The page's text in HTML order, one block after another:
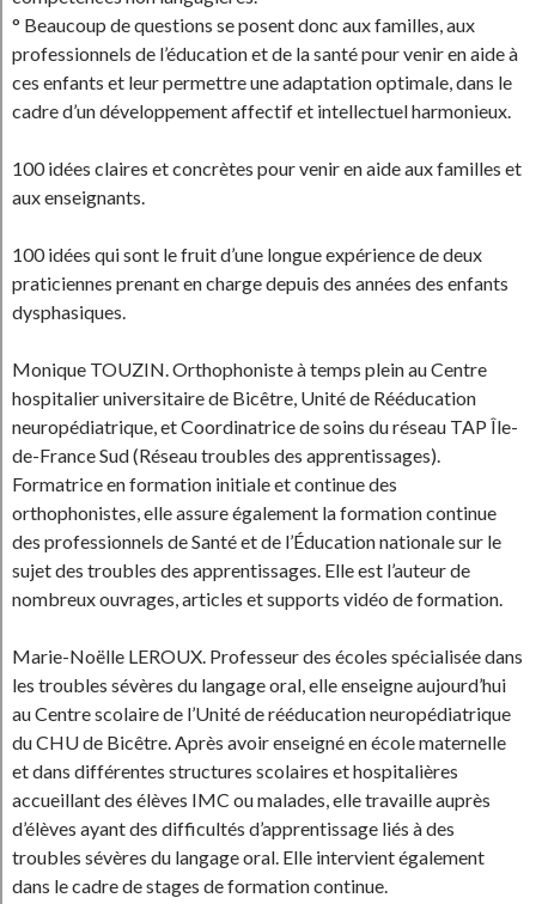
° Beaucoup de questions se posent donc aux familles, aux
professionnels de l’éducation et de la santé pour venir en aide à
ces enfants et leur permettre une adaptation optimale, dans le
cadre d’un développement affectif et intellectuel harmonieux.
100 idées claires et concrètes pour venir en aide aux familles et
aux enseignants.
100 idées qui sont le fruit d’une longue expérience de deux
praticiennes prenant en charge depuis des années des enfants
dysphasiques.
Monique TOUZIN. Orthophoniste à temps plein au Centre
hospitalier universitaire de Bicêtre, Unité de Rééducation
neuropédiatrique, et Coordinatrice de soins du réseau TAP Île-
de-France Sud (Réseau troubles des apprentissages).
Formatrice en formation initiale et continue des
orthophonistes, elle assure également la formation continue
des professionnels de Santé et de l’Éducation nationale sur le
sujet des troubles des apprentissages. Elle est l’auteur de
nombreux ouvrages, articles et supports vidéo de formation.
Marie-Noëlle LEROUX. Professeur des écoles spécialisée dans
les troubles sévères du langage oral, elle enseigne aujourd’hui
au Centre scolaire de l’Unité de rééducation neuropédiatrique
du CHU de Bicêtre. Après avoir enseigné en école maternelle
et dans différentes structures scolaires et hospitalières
accueillant des élèves IMC ou malades, elle travaille auprès
d’élèves ayant des difficultés d’apprentissage liés à des
troubles sévères du langage oral. Elle intervient également
dans le cadre de stages de formation continue.